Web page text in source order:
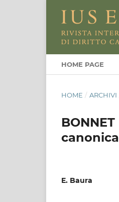
HOME PAGE
HOME / ARCHIVI
E. Baura